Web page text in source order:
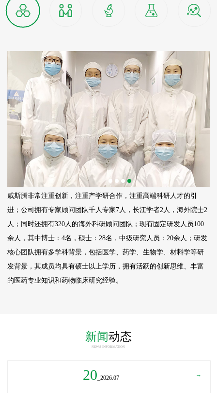
威斯腾非常注重创新，注重产学研合作，注重高端科研人才的引
进；公司拥有专家顾问团队千人专家7人，长江学者2人，海外院士2
人；同时还拥有320人的海外科研顾问团队；现有固定研发人员100
余人，其中博士：4名，硕士：28名，中级研究人员：20余人；研发
核心团队拥有多学科背景，包括医学、药学、生物学、材料学等研
发背景，其成员均具有硕士以上学历，拥有活跃的创新思维、丰富
的医药专业知识和药物临床研究经验。
新闻动态
NEWS INFORMATION
20 _2026.07 →